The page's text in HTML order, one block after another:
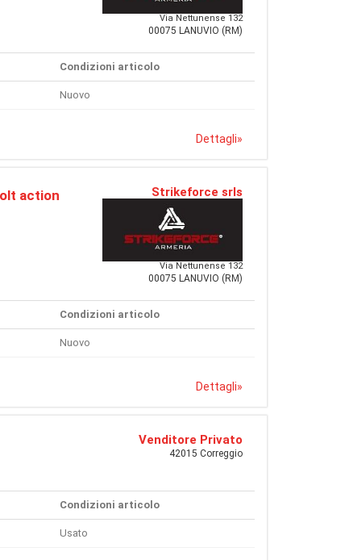
Via Nettunense 132
00075 LANUVIO (RM)
Condizioni articolo
Nuovo
Dettagli»
action Strikeforce srls
Via Nettunense 132
00075 LANUVIO (RM)
Condizioni articolo
Nuovo
Dettagli»
Venditore Privato
42015 Correggio
Condizioni articolo
Usato